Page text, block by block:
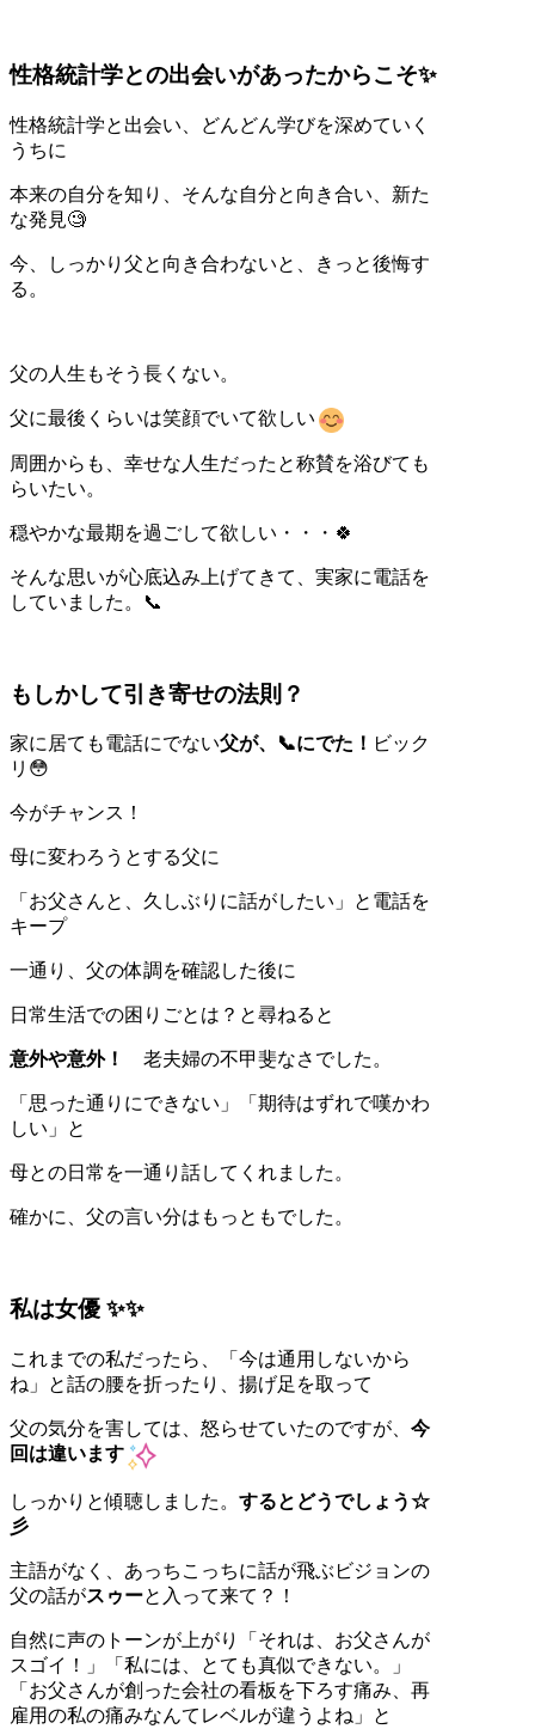
性格統計学との出会いがあったからこそ✨
性格統計学と出会い、どんどん学びを深めていく
うちに
本来の自分を知り、そんな自分と向き合い、新た
な発見🧐
今、しっかり父と向き合わないと、きっと後悔す
る。
父の人生もそう長くない。
父に最後くらいは笑顔でいて欲しい
周囲からも、幸せな人生だったと称賛を浴びても
らいたい。
穏やかな最期を過ごして欲しい・・・🍀
そんな思いが心底込み上げてきて、実家に電話を
していました。📞
もしかして引き寄せの法則？
家に居ても電話にでない父が、📞にでた！ ビック
リ😳
今がチャンス！
母に変わろうとする父に
「お父さんと、久しぶりに話がしたい」と電話を
キープ
一通り、父の体調を確認した後に
日常生活での困りごとは？と尋ねると
意外や意外！ 老夫婦の不甲斐なさでした。
「思った通りにできない」「期待はずれで嘆かわ
しい」と
母との日常を一通り話してくれました。
確かに、父の言い分はもっともでした。
私は女優 ✨✨
これまでの私だったら、「今は通用しないから
ね」と話の腰を折ったり、揚げ足を取って
父の気分を害しては、怒らせていたのですが、 今
回は違います
しっかりと傾聴しました。 するとどうでしょう☆
彡
主語がなく、あっちこっちに話が飛ぶビジョンの
父の話がスゥーと入って来て？！
自然に声のトーンが上がり「それは、お父さんが
スゴイ！」「私には、とても真似できない。」
「お父さんが創った会社の看板を下ろす痛み、再
雇用の私の痛みなんてレベルが違うよね」と